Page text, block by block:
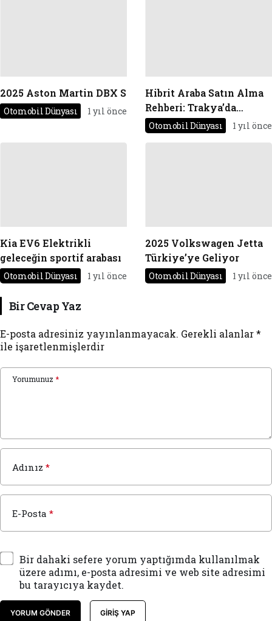
2025 Aston Martin DBX S
Otomobil Dünyası 1 yıl önce
Hibrit Araba Satın Alma
Rehberi: Trakya’da
Kullanım Avantajları
Otomobil Dünyası 1 yıl önce
Kia EV6 Elektrikli
geleceğin sportif arabası
Otomobil Dünyası 1 yıl önce
2025 Volkswagen Jetta
Türkiye’ye Geliyor
Otomobil Dünyası 1 yıl önce
Bir Cevap Yaz
E-posta adresiniz yayınlanmayacak. Gerekli alanlar*
ile işaretlenmişlerdir
Yorumunuz *
Adınız *
E-Posta *
Bir dahaki sefere yorum yaptığımda kullanılmak
üzere adımı, e-posta adresimi ve web site adresimi
bu tarayıcıya kaydet.
YORUM GÖNDER GIRIŞ YAP